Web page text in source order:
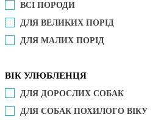
ВСІ ПОРОДИ
ДЛЯ ВЕЛИКИХ ПОРІД
ДЛЯ МАЛИХ ПОРІД
ВІК УЛЮБЛЕНЦЯ
ДЛЯ ДОРОСЛИХ СОБАК
ДЛЯ СОБАК ПОХИЛОГО ВІКУ